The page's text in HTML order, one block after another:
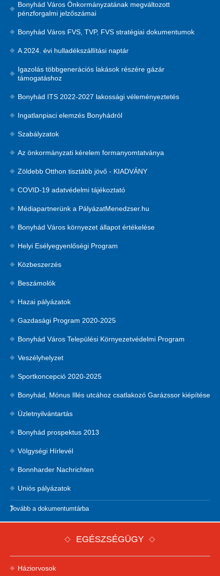
Bonyhád Város Önkormányzatának megváltozott
pénzforgalmi jelzőszámai
Bonyhád Város FVS, TVP, FVS stratégiai dokumentumok
A 2024. évi hulladékszállítási naptár
Igazolás többgenerációs lakások részére gázár
támogatáshoz
Bonyhád ITS 2022-2027 lakossági véleményeztetés
Ingatlanpiaci elemzés Bonyhádról
Szabályzatok
Az önkormányzati kérelem formanyomtatványa
Zöldebb Otthon tisztább jövő - KIADVÁNY
COVID-19 adatvédelmi tájékoztató
Médiapartnerünk a PályázatMenedzser.hu
Bonyhád Város környezet állapot értékelése
Helyi Esélyegyenlőségi Program
Közbeszerzés
Beszámolók
Hazai pályázatok
Gazdasági Program 2020-2025
Bonyhád Város Települési Környezetvédelmi Program
Veszélyhelyzet
Sportkoncepció 2020-2025
Bonyhád, Mónus Illés utcához csatlakozó Garázssor kiépítése
Üzletnyilvántartás
Bonyhád prospektus 2013
Völgységi Hírlevél
Bonnharder Nachrichten
Uniós pályázatok
Tovább a dokumentumtárba
EGÉSZSÉGÜGY
Háziorvosok